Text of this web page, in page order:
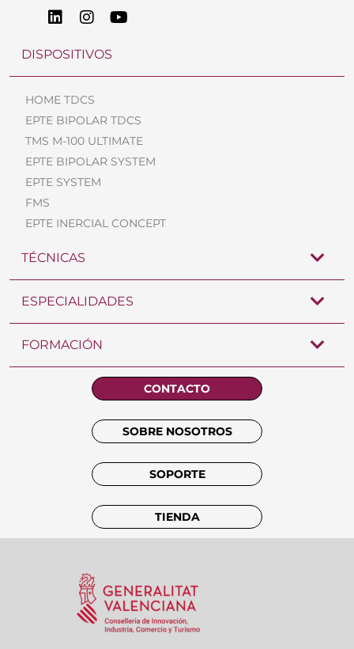
DISPOSITIVOS
HOME TDCS
EPTE BIPOLAR TDCS
TMS M-100 ULTIMATE
EPTE BIPOLAR SYSTEM
EPTE SYSTEM
FMS
EPTE INERCIAL CONCEPT
TÉCNICAS
ESPECIALIDADES
FORMACIÓN
CONTACTO
SOBRE NOSOTROS
SOPORTE
TIENDA